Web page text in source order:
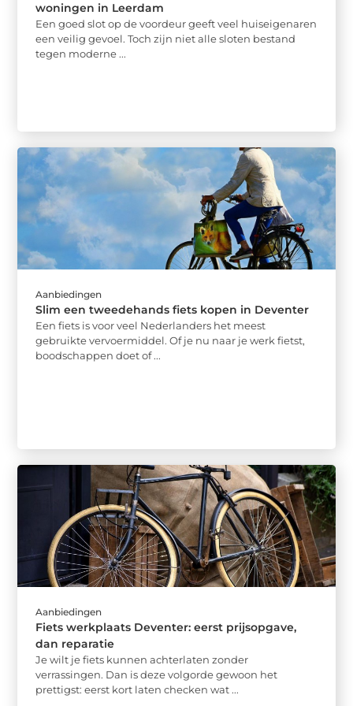
woningen in Leerdam
Een goed slot op de voordeur geeft veel huiseigenaren
een veilig gevoel. Toch zijn niet alle sloten bestand
tegen moderne ...
Aanbiedingen
Slim een tweedehands fiets kopen in Deventer
Een fiets is voor veel Nederlanders het meest
gebruikte vervoermiddel. Of je nu naar je werk fietst,
boodschappen doet of ...
Aanbiedingen
Fiets werkplaats Deventer: eerst prijsopgave,
dan reparatie
Je wilt je fiets kunnen achterlaten zonder
verrassingen. Dan is deze volgorde gewoon het
prettigst: eerst kort laten checken wat ...